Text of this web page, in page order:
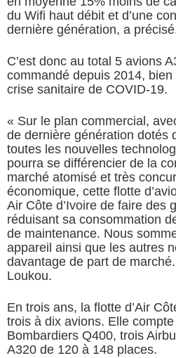
du Wifi haut débit et d’une
dernière génération, a
C’est donc au total 5 avions
commandé depuis 2014, bien
crise sanitaire de COVID-19.
« Sur le plan commercial,
de dernière génération dotés
toutes les nouvelles
pourra se différencier de la
marché atomisé et très
économique, cette flotte
Air Côte d’Ivoire de faire des
réduisant sa consommation
de maintenance. Nous
appareil ainsi que les autres
davantage de part de marché.
Loukou.
En trois ans, la flotte d’Air
trois à dix avions. Elle
Bombardiers Q400, trois
A320 de 120 à 148 places.